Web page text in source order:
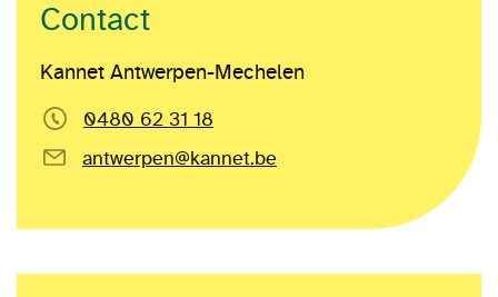
Contact
Kannet Antwerpen-Mechelen
0480 62 31 18
antwerpen@kannet.be